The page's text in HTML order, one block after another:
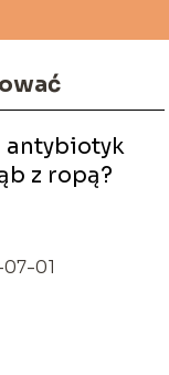
antybiotyk
z ropą?
01